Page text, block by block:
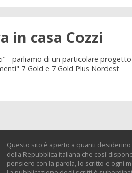
in casa Cozzi
- parliamo di un particolare
7 Gold e 7 Gold Plus Nordest
Questo sito è aperto a quanti
della Repubblica italiana che così
pensiero con la parola, lo scritto e ogni